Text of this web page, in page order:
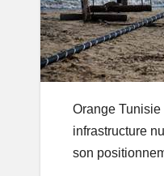
Orange
infrastructure
son